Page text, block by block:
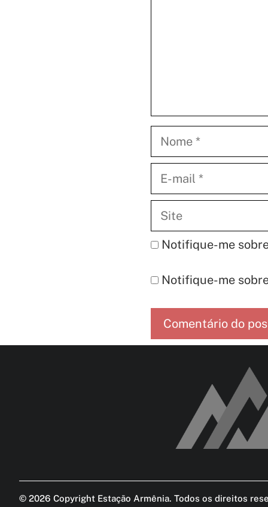
mail
Notifique-me
Notifique-me
© 2026 Copyright Estação Armênia. Todos os direitos